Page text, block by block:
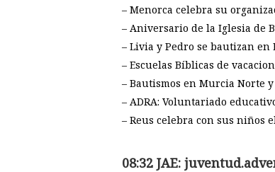
– Menorca celebra su
– Aniversario de la Iglesia de
– Livia y Pedro se bautizan en
– Escuelas Bíblicas de
– Bautismos en Murcia Norte
– ADRA: Voluntariado
– Reus celebra con sus niños
08:32 JAE: